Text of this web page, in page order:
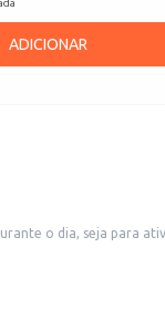
ADICIONAR
o dia, seja para